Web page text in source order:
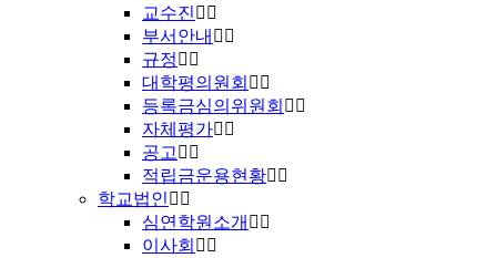
교수진
부서안내
규정
대학평의원회
등록금심의위원회
자체평가
공고
적립금운용현황
학교법인
심연학원소개
이사회